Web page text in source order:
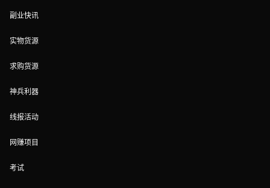
副业快讯
实物货源
求购货源
神兵利器
线报活动
网赚项目
考试